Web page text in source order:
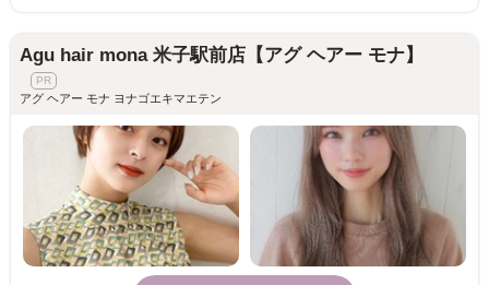
Agu hair mona 米子駅前店【アグ ヘアー モナ】
アグ ヘアー モナ ヨナゴエキマエテン